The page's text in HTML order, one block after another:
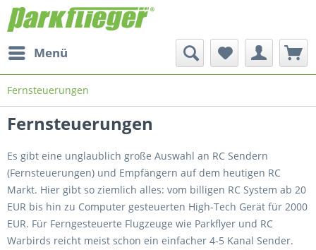
Menü
Fernsteuerungen
Fernsteuerungen
Es gibt eine unglaublich große Auswahl an RC Sendern
(Fernsteuerungen) und Empfängern auf dem heutigen RC
Markt. Hier gibt so ziemlich alles: vom billigen RC System ab 20
EUR bis hin zu Computer gesteuerten High-Tech Gerät für 2000
EUR. Für Ferngesteuerte Flugzeuge wie Parkflyer und RC
Warbirds reicht meist schon ein einfacher 4-5 Kanal Sender.